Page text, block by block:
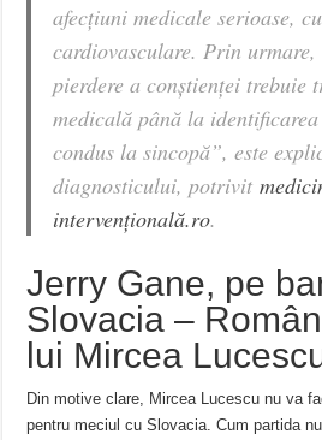
afecțiuni medicale serioase,
cardiovasculare. Prin
pierdere a conștienței trebuie
medicală până la
condus la sincopă”, este
diagnosticului, potrivit
intervențională.ro.
Jerry Gane, pe
Slovacia –
lui Mircea
Din motive clare, Mircea Lucescu nu va
pentru meciul cu Slovacia. Cum partida